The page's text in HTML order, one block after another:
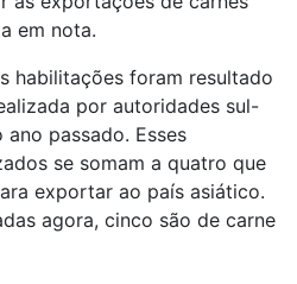
em nota.
habilitações foram resultado
por autoridades sul-
passado. Esses
se somam a quatro que
exportar ao país asiático.
agora, cinco são de carne